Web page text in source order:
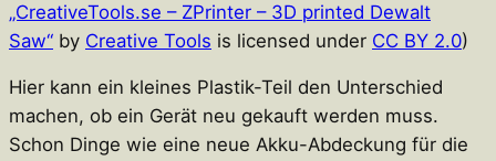
„CreativeTools.se – ZPrinter – 3D printed Dewalt
Saw“ by Creative Tools is licensed under CC BY 2.0)
Hier kann ein kleines Plastik-Teil den Unterschied
machen, ob ein Gerät neu gekauft werden muss.
Schon Dinge wie eine neue Akku-Abdeckung für die